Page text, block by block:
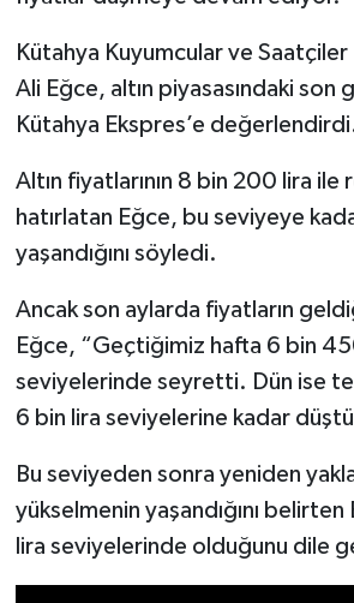
Kütahya Kuyumcular ve Saatçiler
Ali Eğce, altın piyasasındaki son
Kütahya Ekspres’e
Altın fiyatlarının 8 bin 200 lira ile
hatırlatan Eğce, bu seviyeye
yaşandığını söyledi.
Ancak son aylarda fiyatların
Eğce, “Geçtiğimiz hafta 6 bin
seviyelerinde seyretti. Dün ise
6 bin lira seviyelerine kadar
Bu seviyeden sonra yeniden
yükselmenin yaşandığını
lira seviyelerinde olduğunu dile
İlçeler
Köşe Yazıları
Kültür Sanat
Kütahya
Magazin
Otomobil
Pazarlar
Politika
Resmi İlan